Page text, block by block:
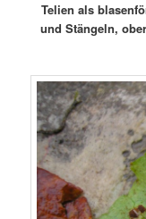
Telien als
und Stängeln,